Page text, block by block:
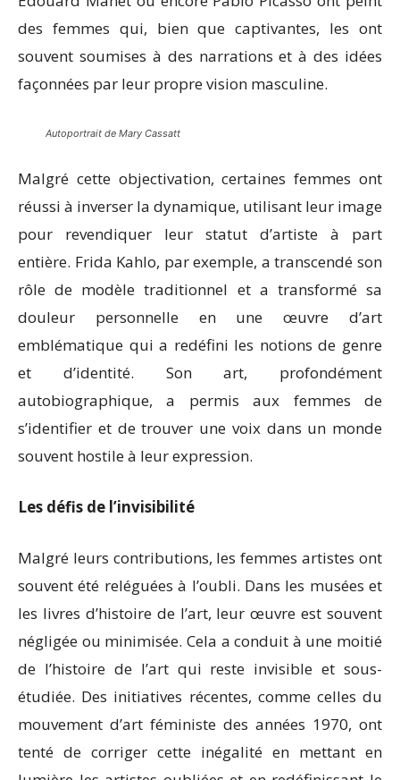
des femmes qui, bien que captivantes, les ont
souvent soumises à des narrations et à des idées
façonnées par leur propre vision masculine.
Autoportrait de Mary Cassatt
Malgré cette objectivation, certaines femmes ont
réussi à inverser la dynamique, utilisant leur image
pour revendiquer leur statut d’artiste à part
entière. Frida Kahlo, par exemple, a transcendé son
rôle de modèle traditionnel et a transformé sa
douleur personnelle en une œuvre d’art
emblématique qui a redéfini les notions de genre
et d’identité. Son art, profondément
autobiographique, a permis aux femmes de
s’identifier et de trouver une voix dans un monde
souvent hostile à leur expression.
Les défis de l’invisibilité
Malgré leurs contributions, les femmes artistes ont
souvent été reléguées à l’oubli. Dans les musées et
les livres d’histoire de l’art, leur œuvre est souvent
négligée ou minimisée. Cela a conduit à une moitié
de l’histoire de l’art qui reste invisible et sous-
étudiée. Des initiatives récentes, comme celles du
mouvement d’art féministe des années 1970, ont
tenté de corriger cette inégalité en mettant en